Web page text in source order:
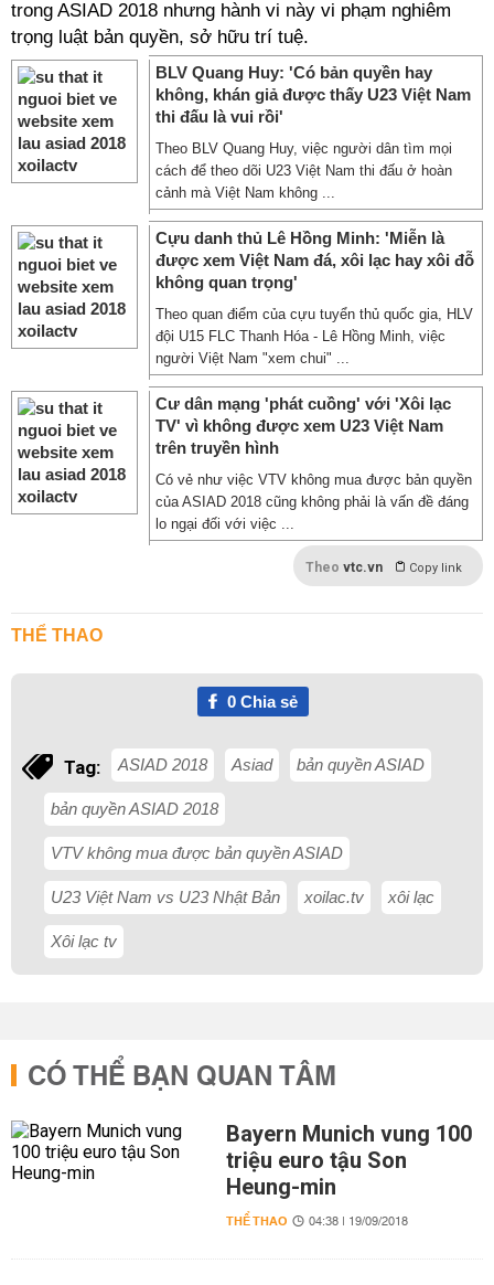
trong ASIAD 2018 nhưng hành vi này vi phạm nghiêm
trọng luật bản quyền, sở hữu trí tuệ.
BLV Quang Huy: 'Có bản quyền hay
không, khán giả được thấy U23 Việt Nam
thi đấu là vui rồi'
Theo BLV Quang Huy, việc người dân tìm mọi
cách để theo dõi U23 Việt Nam thi đấu ở hoàn
cảnh mà Việt Nam không ...
Cựu danh thủ Lê Hồng Minh: 'Miễn là
được xem Việt Nam đá, xôi lạc hay xôi đỗ
không quan trọng'
Theo quan điểm của cựu tuyển thủ quốc gia, HLV
đội U15 FLC Thanh Hóa - Lê Hồng Minh, việc
người Việt Nam "xem chui" ...
Cư dân mạng 'phát cuồng' với 'Xôi lạc
TV' vì không được xem U23 Việt Nam
trên truyền hình
Có vẻ như việc VTV không mua được bản quyền
của ASIAD 2018 cũng không phải là vấn đề đáng
lo ngại đối với việc ...
Theo vtc.vn Copy link
THỂ THAO
0Chia sẻ
Tag: ASIAD 2018 Asiad bản quyền ASIAD
bản quyền ASIAD 2018
VTV không mua được bản quyền ASIAD
U23 Việt Nam vs U23 Nhật Bản xoilac.tv xôi lạc
Xôi lạc tv
CÓ THỂ BẠN QUAN TÂM
Bayern Munich vung 100
triệu euro tậu Son
Heung-min
THỂ THAO 04:38 | 19/09/2018